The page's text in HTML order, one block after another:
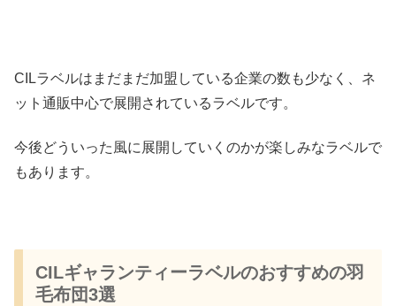
CILラベルはまだまだ加盟している企業の数も少なく、ネ
ット通販中心で展開されているラベルです。
今後どういった風に展開していくのかが楽しみなラベルで
もあります。
CILギャランティーラベルのおすすめの羽
毛布団3選